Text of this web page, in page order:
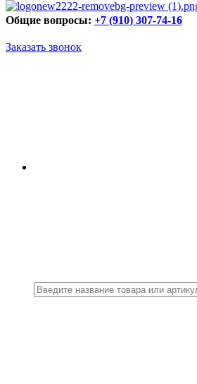
Общие вопросы: +7 (910) 307-74-16
Заказать звонок